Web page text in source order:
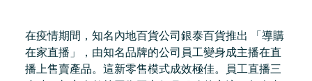
在疫情期間，知名內地百貨公司銀泰百貨推出 「導購
在家直播」，由知名品牌的公司員工變身成主播在直
播上售賣產品。這新零售模式成效極佳。員工直播三